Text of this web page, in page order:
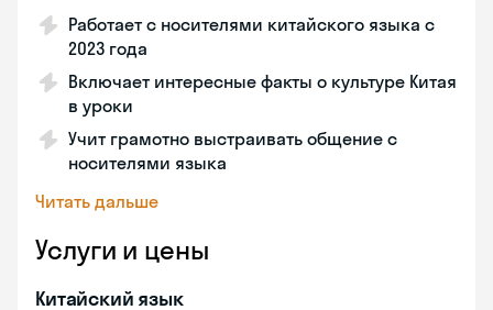
Работает с носителями китайского языка с
2023 года
Включает интересные факты о культуре Китая
в уроки
Учит грамотно выстраивать общение с
носителями языка
Читать дальше
Услуги и цены
Китайский язык